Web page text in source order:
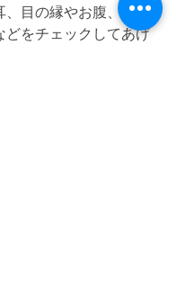
、目の縁やお腹、足の
どをチェックしてあげ